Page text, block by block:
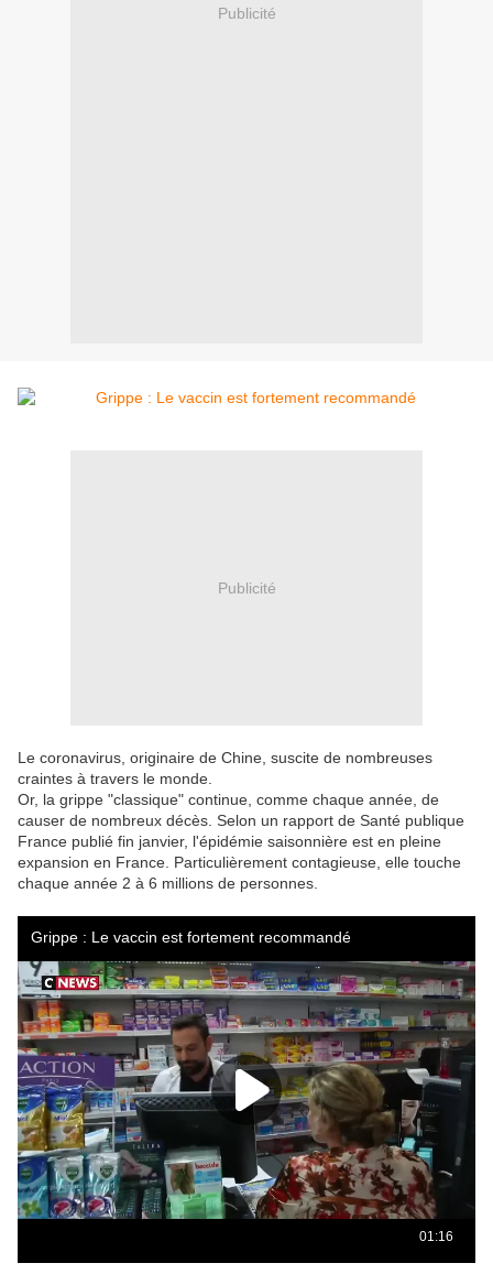
Publicité
Publicité
Le coronavirus, originaire de Chine, suscite de nombreuses
craintes à travers le monde.
Or, la grippe "classique" continue, comme chaque année, de
causer de nombreux décès. Selon un rapport de Santé publique
France publié fin janvier, l'épidémie saisonnière est en pleine
expansion en France. Particulièrement contagieuse, elle touche
chaque année 2 à 6 millions de personnes.